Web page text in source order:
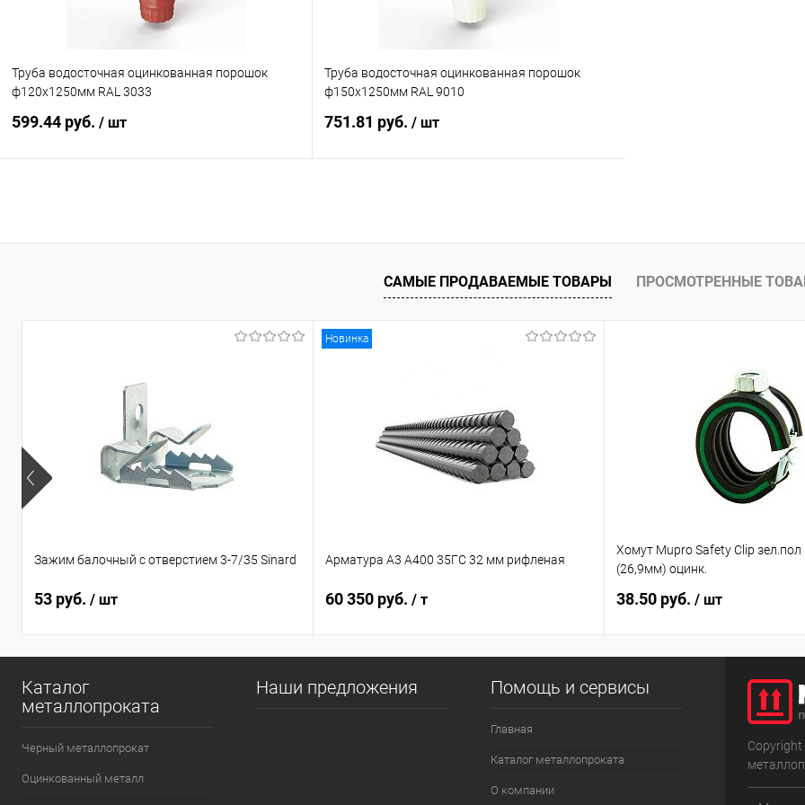
Труба водосточная оцинкованная порошок
ф120х1250мм RAL 3033
599.44 руб. / шт
Купить в 1 клик Сравнение
Труба водосточная оцинкованная порошок
ф150х1250мм RAL 9010
751.81 руб. / шт
Купить в 1 клик Сравнение
В избранное Под заказ
САМЫЕ ПРОДАВАЕМЫЕ ТОВАРЫ ПРОСМОТРЕННЫЕ
Зажим балочный с отверстием 3-7/35 Sinard
53 руб. / шт
Новинка
Арматура А3 А400 35ГС 32 мм рифленая
60 350 руб. / т
Хомут Mupro Safety Clip
(26,9мм) оцинк.
38.50 руб. / шт
Каталог
металлопроката
Черный металлопрокат
Оцинкованный металл
Наши предложения Помощь и сервисы
Главная
Каталог металлопроката
О компании